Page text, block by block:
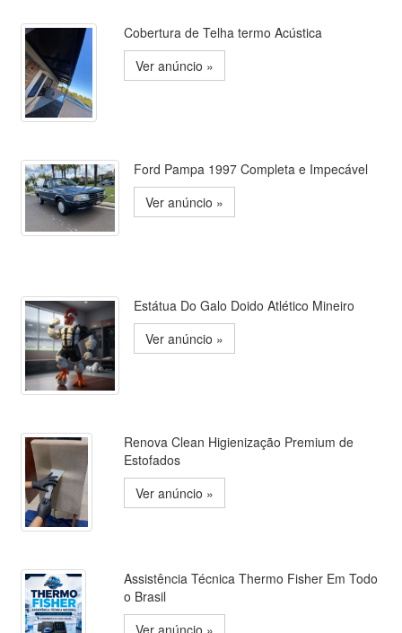
Cobertura de Telha termo Acústica
Ver anúncio »
Ford Pampa 1997 Completa e Impecável
Ver anúncio »
Estátua Do Galo Doido Atlético Mineiro
Ver anúncio »
Renova Clean Higienização Premium de
Estofados
Ver anúncio »
Assistência Técnica Thermo Fisher Em Todo
o Brasil
Ver anúncio »